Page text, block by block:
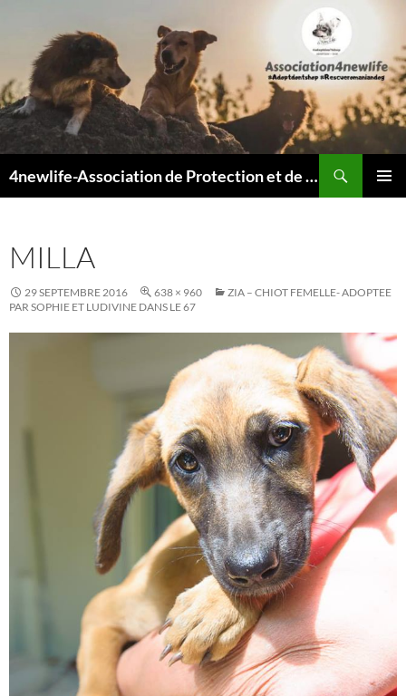
4newlife-Association de Protection et de défense animale. Loi de 1908
MILLA
29 SEPTEMBRE 2016 638 × 960
ZIA – CHIOT FEMELLE- ADOPTEE
PAR SOPHIE ET LUDIVINE DANS LE 67